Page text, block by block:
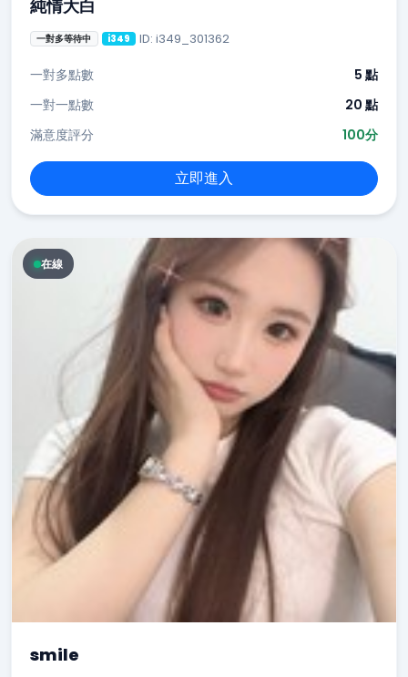
純情大白
一對多等待中 i349 ID: i349_301362
一對多點數
5 點
一對一點數
20 點
滿意度評分
100分
立即進入
在線
smile